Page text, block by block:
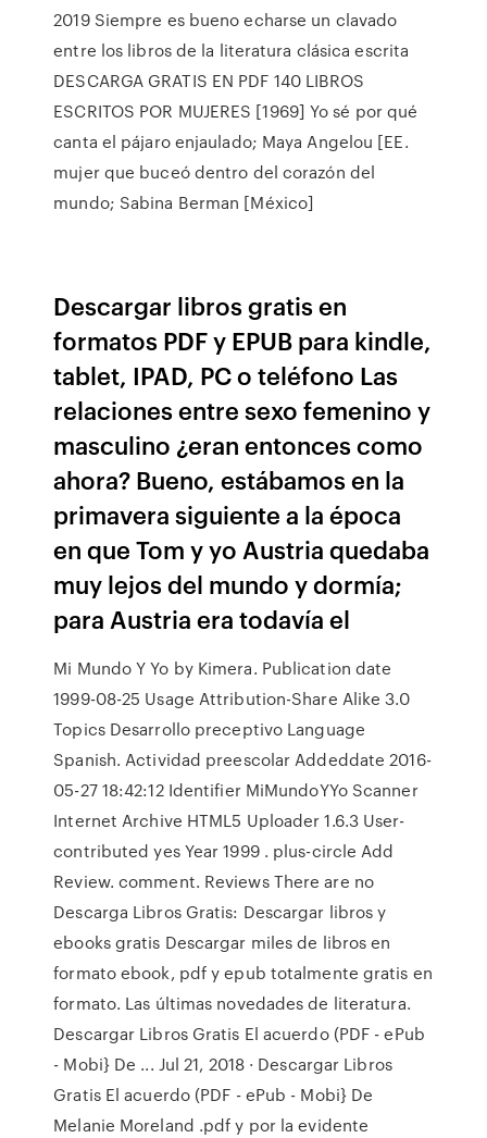
2019 Siempre es bueno echarse un clavado
entre los libros de la literatura clásica escrita
DESCARGA GRATIS EN PDF 140 LIBROS
ESCRITOS POR MUJERES [1969] Yo sé por qué
canta el pájaro enjaulado; Maya Angelou [EE.
mujer que buceó dentro del corazón del
mundo; Sabina Berman [México]
Descargar libros gratis en
formatos PDF y EPUB para kindle,
tablet, IPAD, PC o teléfono Las
relaciones entre sexo femenino y
masculino ¿eran entonces como
ahora? Bueno, estábamos en la
primavera siguiente a la época
en que Tom y yo Austria quedaba
muy lejos del mundo y dormía;
para Austria era todavía el
Mi Mundo Y Yo by Kimera. Publication date
1999-08-25 Usage Attribution-Share Alike 3.0
Topics Desarrollo preceptivo Language
Spanish. Actividad preescolar Addeddate 2016-
05-27 18:42:12 Identifier MiMundoYYo Scanner
Internet Archive HTML5 Uploader 1.6.3 User-
contributed yes Year 1999 . plus-circle Add
Review. comment. Reviews There are no
Descarga Libros Gratis: Descargar libros y
ebooks gratis Descargar miles de libros en
formato ebook, pdf y epub totalmente gratis en
formato. Las últimas novedades de literatura.
Descargar Libros Gratis El acuerdo (PDF - ePub
- Mobi} De ... Jul 21, 2018 · Descargar Libros
Gratis El acuerdo (PDF - ePub - Mobi} De
Melanie Moreland .pdf y por la evidente